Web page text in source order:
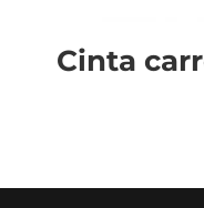
Cinta